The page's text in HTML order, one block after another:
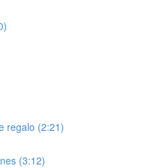
regalo (2:21)
(3:12)